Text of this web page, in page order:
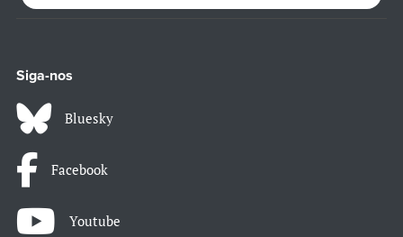
Siga-nos
Bluesky
Facebook
Youtube